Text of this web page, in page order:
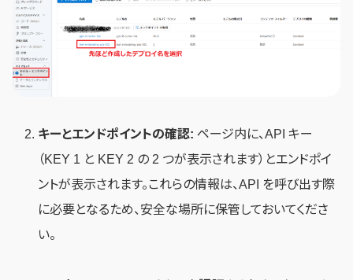
キーとエンドポイントの確認: ページ内に、API キー
（KEY 1 と KEY 2 の 2 つが表示されます）とエンドポイ
ントが表示されます。これらの情報は、API を呼び出す際
に必要となるため、安全な場所に保管しておいてくださ
い。